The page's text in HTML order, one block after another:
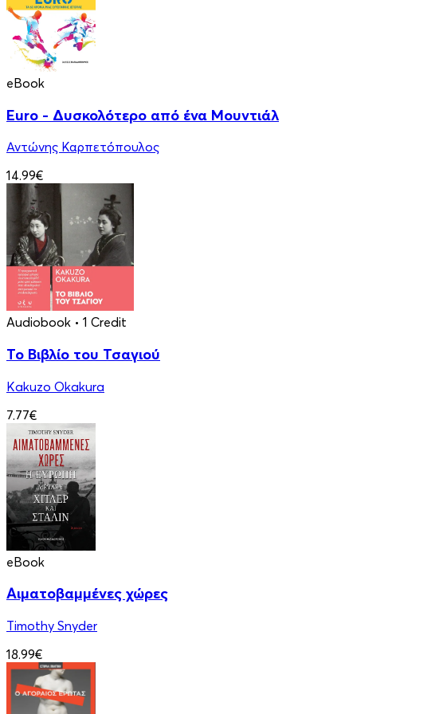
eBook
Euro - Δυσκολότερο από ένα Μουντιάλ
Αντώνης Καρπετόπουλος
14.99€
Audiobook • 1 Credit
Το Βιβλίο του Τσαγιού
Kakuzo Okakura
7.77€
eBook
Αιματοβαμμένες χώρες
Timothy Snyder
18.99€